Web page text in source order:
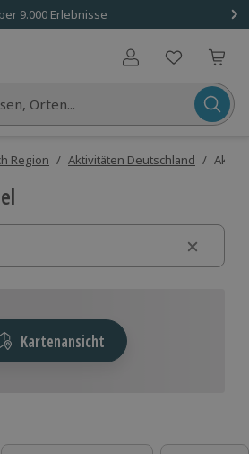
9.000 Erlebnisse
Benutzerkonto
Orten...
Region / Aktivitäten Deutschland /
Kartenansicht